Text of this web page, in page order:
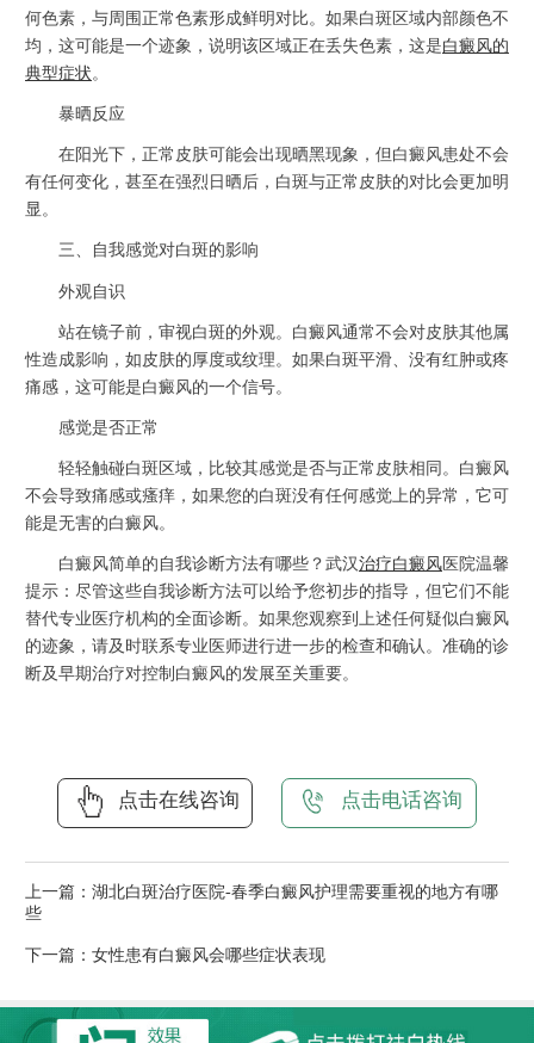
何色素，与周围正常色素形成鲜明对比。如果白斑区域内部颜色不
均，这可能是一个迹象，说明该区域正在丢失色素，这是白癜风的
典型症状 。
暴晒反应
在阳光下，正常皮肤可能会出现晒黑现象，但白癜风患处不会
有任何变化，甚至在强烈日晒后，白斑与正常皮肤的对比会更加明
显。
三、自我感觉对白斑的影响
外观自识
站在镜子前，审视白斑的外观。白癜风通常不会对皮肤其他属
性造成影响，如皮肤的厚度或纹理。如果白斑平滑、没有红肿或疼
痛感，这可能是白癜风的一个信号。
感觉是否正常
轻轻触碰白斑区域，比较其感觉是否与正常皮肤相同。白癜风
不会导致痛感或瘙痒，如果您的白斑没有任何感觉上的异常，它可
能是无害的白癜风。
白癜风简单的自我诊断方法有哪些？武汉治疗白癜风 医院温馨
提示：尽管这些自我诊断方法可以给予您初步的指导，但它们不能
替代专业医疗机构的全面诊断。如果您观察到上述任何疑似白癜风
的迹象，请及时联系专业医师进行进一步的检查和确认。准确的诊
断及早期治疗对控制白癜风的发展至关重要。
点击在线咨询 点击电话咨询
上一篇： 湖北白斑治疗医院-春季白癜风护理需要重视的地方有哪
些
下一篇： 女性患有白癜风会哪些症状表现